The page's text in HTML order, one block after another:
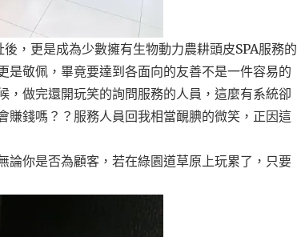
，更是成為少數擁有生物動力農耕頭皮SPA服務的
敬佩，畢竟要達到各面向的友善不是一件容易的
做完還開玩笑的詢問服務的人員，這麼有系統卻
賺錢嗎？？服務人員回我相當靦腆的微笑，正因這
論你是否為顧客，若在綠園道草原上玩累了，只要